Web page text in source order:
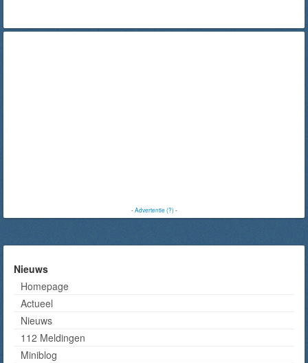
-Advertentie (?)-
Nieuws
Homepage
Actueel
Nieuws
112 Meldingen
Miniblog